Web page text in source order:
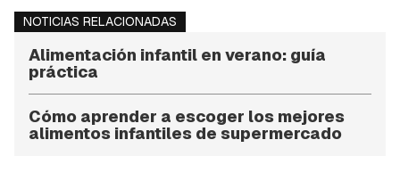
NOTICIAS RELACIONADAS
Alimentación infantil en verano: guía
práctica
Cómo aprender a escoger los mejores
alimentos infantiles de supermercado